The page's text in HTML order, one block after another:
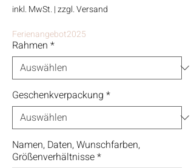
inkl. MwSt. |zzgl. Versand
Ferienangebot2025
Rahmen *
Geschenkverpackung *
Namen, Daten, Wunschfarben,
Größenverhältnisse*